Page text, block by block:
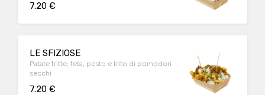
7.20 €
LE SFIZIOSE
Patate fritte, feta, pesto e trito di pomodori
secchi
7.20 €